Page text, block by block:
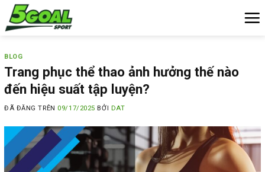
Chuyển
đến
dung
BLOG
Trang phục thể thao ảnh hưởng thế nào
đến hiệu suất tập luyện?
ĐÃ ĐĂNG TRÊN 09/17/2025 BỞI DAT